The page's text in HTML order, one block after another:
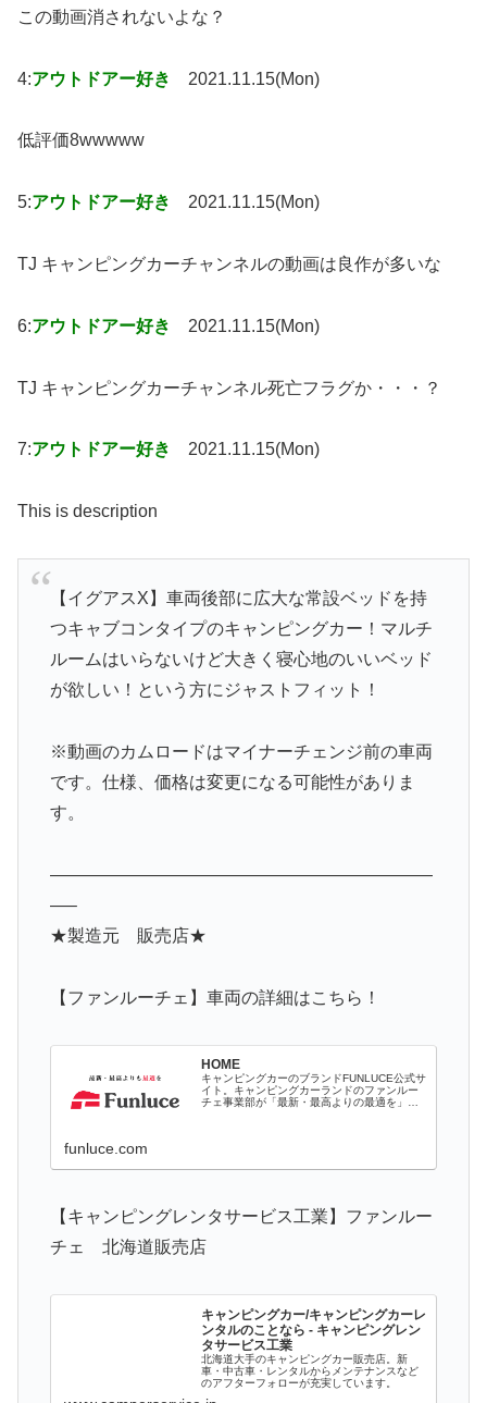
この動画消されないよな？
4:アウトドアー好き 2021.11.15(Mon)
低評価8wwwww
5:アウトドアー好き 2021.11.15(Mon)
TJ キャンピングカーチャンネルの動画は良作が多いな
6:アウトドアー好き 2021.11.15(Mon)
TJ キャンピングカーチャンネル死亡フラグか・・・？
7:アウトドアー好き 2021.11.15(Mon)
This is description
【イグアスX】車両後部に広大な常設ベッドを持
つキャブコンタイプのキャンピングカー！マルチ
ルームはいらないけど大きく寝心地のいいベッド
が欲しい！という方にジャストフィット！
※動画のカムロードはマイナーチェンジ前の車両
です。仕様、価格は変更になる可能性がありま
す。
——————————————————————
—–
★製造元 販売店★
【ファンルーチェ】車両の詳細はこちら！
HOME
キャンピングカーのブランドFUNLUCE公式サ
イト。キャンピングカーランドのファンルー
チェ事業部が「最新・最高よりの最適を」を
funluce.com
【キャンピングレンタサービス工業】ファンルー
チェ 北海道販売店
キャンピングカー/キャンピングカーレ
ンタルのことなら - キャンピングレン
タサービス工業
北海道大手のキャンピングカー販売店。新
車・中古車・レンタルからメンテナンスなど
のアフターフォローが充実しています。